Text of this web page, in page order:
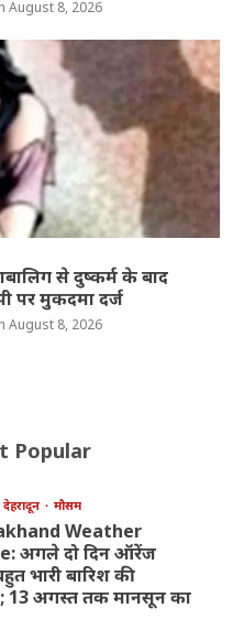
August 8, 2026
से दुष्कर्म के बाद
पर मुकदमा दर्ज
August 8, 2026
Popular
देहरादून मौसम
Weather
अगले दो दिन ऑरेंज
भारी बारिश की
अगस्त तक मानसून का